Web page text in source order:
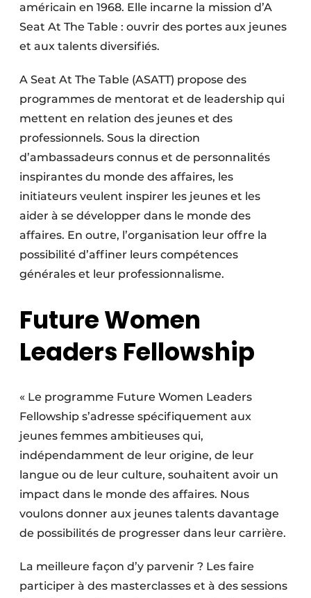
américain en 1968. Elle incarne la mission d’A
Seat At The Table : ouvrir des portes aux jeunes
et aux talents diversifiés.
A Seat At The Table (ASATT) propose des
programmes de mentorat et de leadership qui
mettent en relation des jeunes et des
professionnels. Sous la direction
d’ambassadeurs connus et de personnalités
inspirantes du monde des affaires, les
initiateurs veulent inspirer les jeunes et les
aider à se développer dans le monde des
affaires. En outre, l’organisation leur offre la
possibilité d’affiner leurs compétences
générales et leur professionnalisme.
Future Women
Leaders Fellowship
« Le programme Future Women Leaders
Fellowship s’adresse spécifiquement aux
jeunes femmes ambitieuses qui,
indépendamment de leur origine, de leur
langue ou de leur culture, souhaitent avoir un
impact dans le monde des affaires. Nous
voulons donner aux jeunes talents davantage
de possibilités de progresser dans leur carrière.
La meilleure façon d’y parvenir ? Les faire
participer à des masterclasses et à des sessions